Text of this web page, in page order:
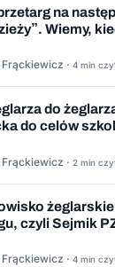
na
Wiemy,
· 4 min
do
do celów
· 2 min
czyli Sejmik
· 4 min